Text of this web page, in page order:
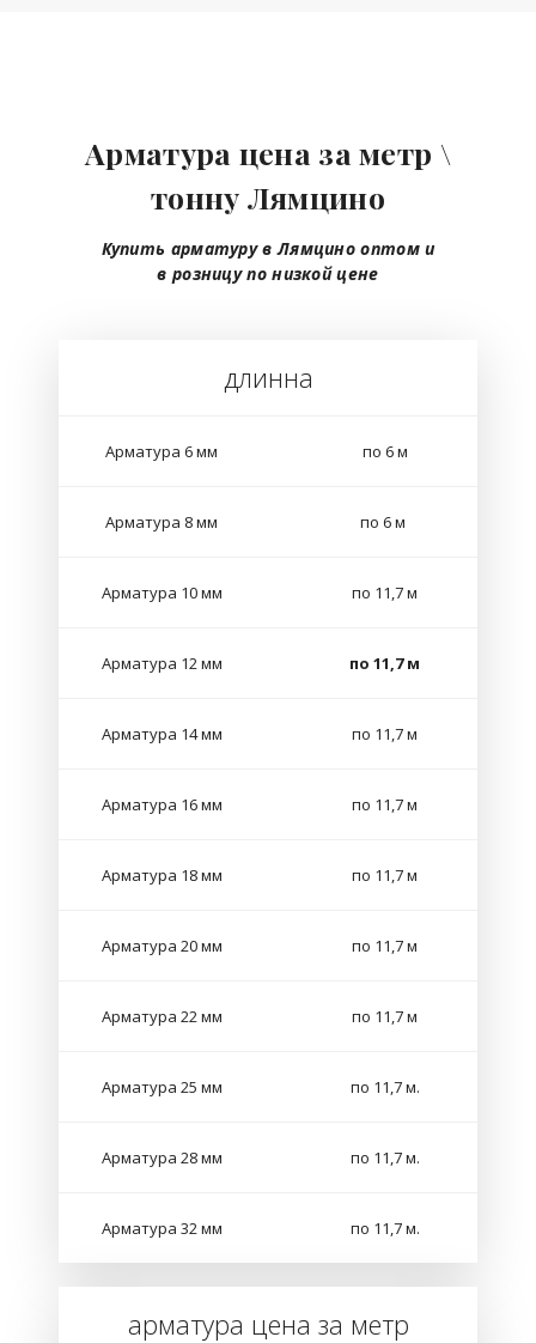
Арматура цена за метр \
тонну Лямцино
Купить арматуру в Лямцинооптоми
в розницупо низкой цене
длинна
Арматура 6 мм по 6 м
Арматура 8 мм по 6 м
Арматура 10 мм по 11,7 м
Арматура 12 мм по 11,7 м
Арматура 14 мм по 11,7 м
Арматура 16 мм по 11,7 м
Арматура 18 мм по 11,7 м
Арматура 20 мм по 11,7 м
Арматура 22 мм по 11,7 м
Арматура 25 мм по 11,7 м.
Арматура 28 мм по 11,7 м.
Арматура 32 мм по 11,7 м.
арматура цена за метр